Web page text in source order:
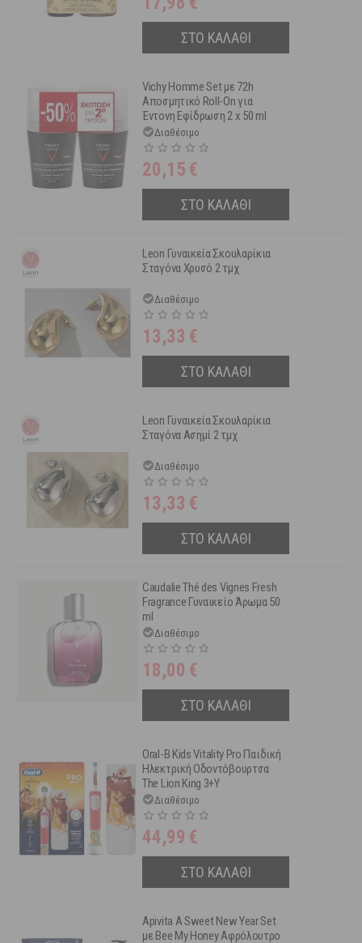
ΣΤΟ ΚΑΛΑΘΙ
Vichy Homme Set με 72h
Αποσμητικό Roll-On για
Έντονη Εφίδρωση 2 x 50 ml
-50% στο 2ο Προϊόν
Διαθέσιμο
20,15 €
ΣΤΟ ΚΑΛΑΘΙ
Leon Γυναικεία Σκουλαρίκια
Σταγόνα Χρυσό 2 τμχ
Διαθέσιμο
13,33 €
ΣΤΟ ΚΑΛΑΘΙ
Leon Γυναικεία Σκουλαρίκια
Σταγόνα Ασημί 2 τμχ
Διαθέσιμο
13,33 €
ΣΤΟ ΚΑΛΑΘΙ
Caudalie Thé des Vignes Fresh
Fragrance Γυναικείο Άρωμα 50
ml
Διαθέσιμο
18,00 €
ΣΤΟ ΚΑΛΑΘΙ
Oral-B Kids Vitality Pro Παιδική
Ηλεκτρική Οδοντόβουρτσα
The Lion King 3+Y
Διαθέσιμο
44,99 €
ΣΤΟ ΚΑΛΑΘΙ
Apivita A Sweet New Year Set
με Bee My Honey Αφρόλουτρο